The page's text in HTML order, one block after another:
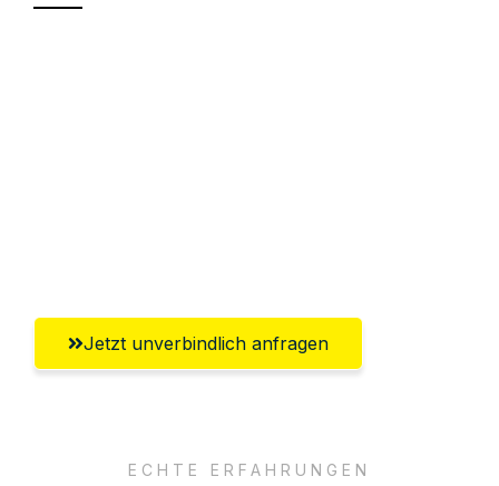
Jetzt unverbindlich anfragen
ECHTE ERFAHRUNGEN